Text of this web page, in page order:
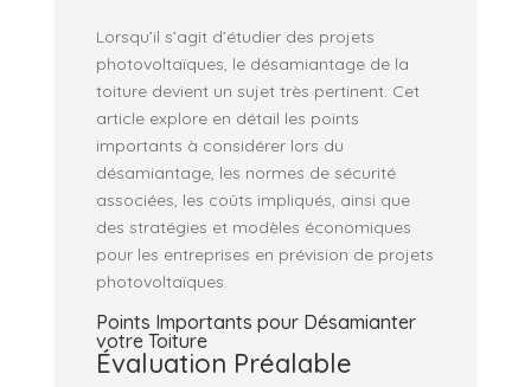
Lorsqu’il s’agit d’étudier des projets
photovoltaïques, le désamiantage de la
toiture devient un sujet très pertinent. Cet
article explore en détail les points
importants à considérer lors du
désamiantage, les normes de sécurité
associées, les coûts impliqués, ainsi que
des stratégies et modèles économiques
pour les entreprises en prévision de projets
photovoltaïques.
Points Importants pour Désamianter
votre Toiture
Évaluation Préalable